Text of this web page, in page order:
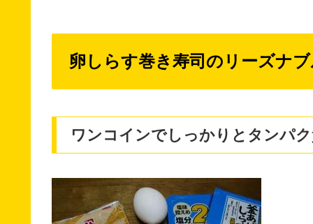
卵しらす巻き寿司のリーズナ
ワンコインでしっかりとタンパ